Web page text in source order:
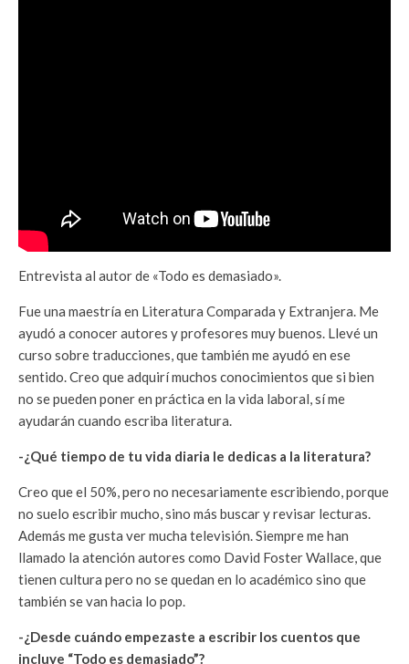
Entrevista al autor de «Todo es demasiado».
Fue una maestría en Literatura Comparada y Extranjera. Me
ayudó a conocer autores y profesores muy buenos. Llevé un
curso sobre traducciones, que también me ayudó en ese
sentido. Creo que adquirí muchos conocimientos que si bien
no se pueden poner en práctica en la vida laboral, sí me
ayudarán cuando escriba literatura.
-¿Qué tiempo de tu vida diaria le dedicas a la literatura?
Creo que el 50%, pero no necesariamente escribiendo, porque
no suelo escribir mucho, sino más buscar y revisar lecturas.
Además me gusta ver mucha televisión. Siempre me han
llamado la atención autores como David Foster Wallace, que
tienen cultura pero no se quedan en lo académico sino que
también se van hacia lo pop.
-¿Desde cuándo empezaste a escribir los cuentos que
incluye “Todo es demasiado”?